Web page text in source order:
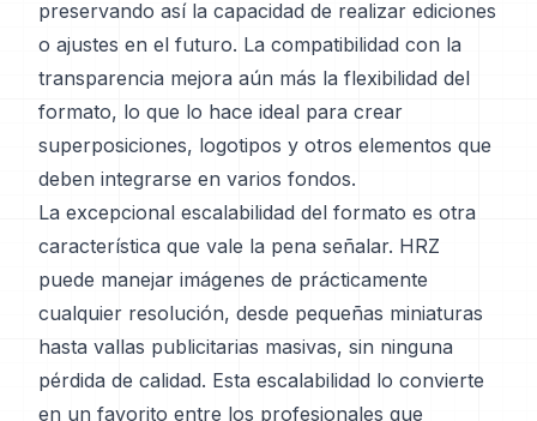
preservando así la capacidad de realizar ediciones
o ajustes en el futuro. La compatibilidad con la
transparencia mejora aún más la flexibilidad del
formato, lo que lo hace ideal para crear
superposiciones, logotipos y otros elementos que
deben integrarse en varios fondos.
La excepcional escalabilidad del formato es otra
característica que vale la pena señalar. HRZ
puede manejar imágenes de prácticamente
cualquier resolución, desde pequeñas miniaturas
hasta vallas publicitarias masivas, sin ninguna
pérdida de calidad. Esta escalabilidad lo convierte
en un favorito entre los profesionales que